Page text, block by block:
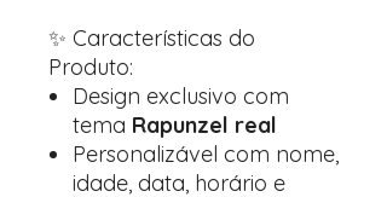
✨ Características do
Produto:
Design exclusivo com
tema Rapunzel real
Personalizável com nome,
idade, data, horário e